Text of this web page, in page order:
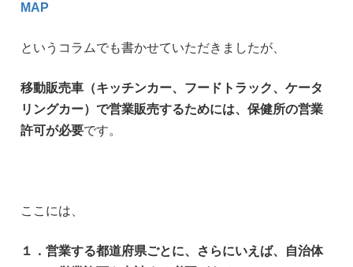
MAP
というコラムでも書かせていただきましたが、
移動販売車（キッチンカー、フードトラック、ケータ
リングカー）で営業販売するためには、保健所の営業
許可が必要です。
ここには、
１．営業する都道府県ごとに、さらにいえば、
自治体